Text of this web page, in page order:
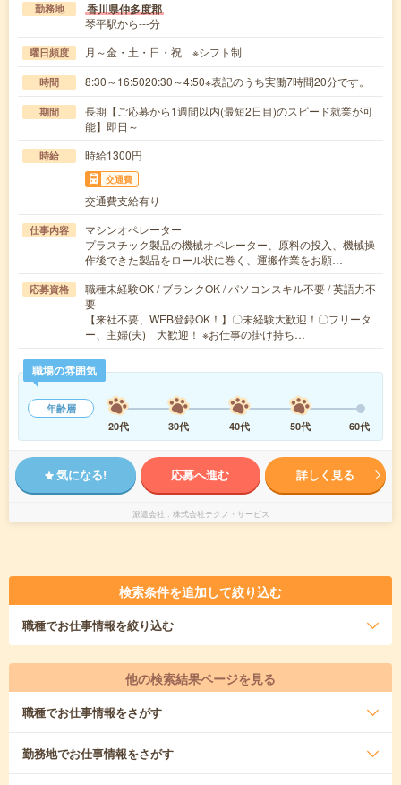
勤務地 香川県仲多度郡
琴平駅から---分
曜日頻度 月～金・土・日・祝 ※シフト制
時間 8:30～16:5020:30～4:50※表記のうち実働7時間20分です。
期間
長期【ご応募から1週間以内(最短2日目)のスピード就業が可
能】即日～
時給 時給1300円
交通費
交通費支給有り
仕事内容
マシンオペレーター
プラスチック製品の機械オペレーター、原料の投入、機械操
作後できた製品をロール状に巻く、運搬作業をお願…
応募資格
職種未経験OK / ブランクOK / パソコンスキル不要 / 英語力不
要
【来社不要、WEB登録OK！】〇未経験大歓迎！〇フリータ
ー、主婦(夫) 大歓迎！ ※お仕事の掛け持ち…
職場の雰囲気
年齢層
20代
30代 40代 50代 60代
気になる! 応募へ進む 詳しく見る
派遣会社 株式会社テクノ・サービス
検索条件を追加して絞り込む
職種でお仕事情報を絞り込む
他の検索結果ページを見る
職種でお仕事情報をさがす
勤務地でお仕事情報をさがす